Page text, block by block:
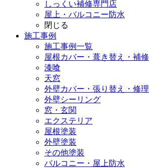
しっくい補修専門店
屋上・バルコニー防水
閉じる
施工事例
施工事例一覧
屋根カバー・葺き替え・補修
漆喰
天窓
外壁カバー・張り替え・修理
外壁シーリング
窓・玄関
エクステリア
屋根塗装
外壁塗装
その他塗装
バルコニー・屋上防水